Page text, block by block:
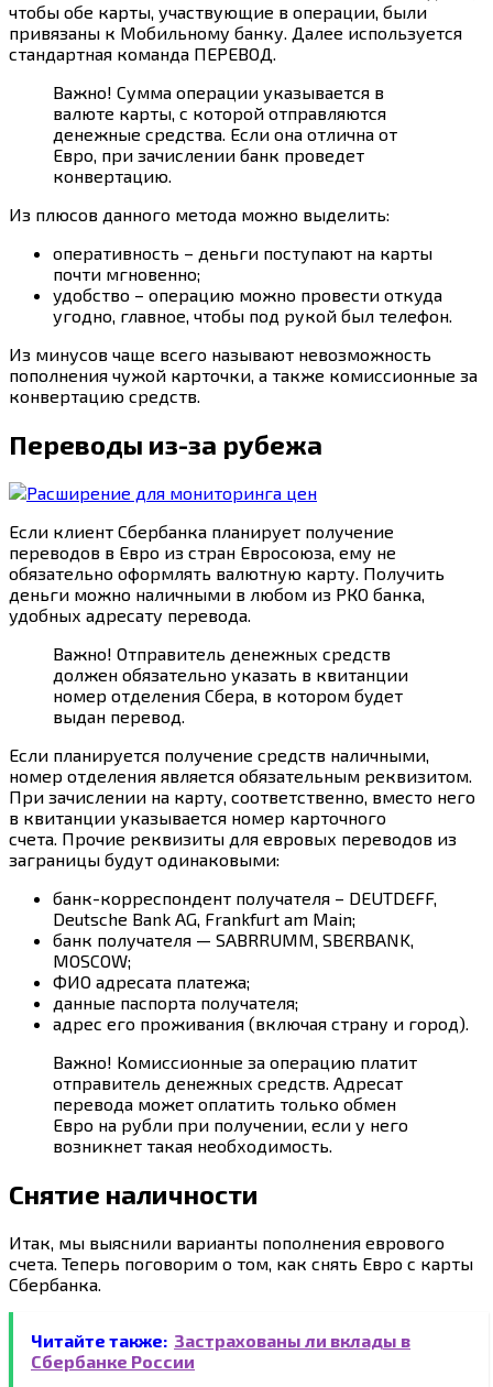
чтобы обе карты, участвующие в операции, были
привязаны к Мобильному банку. Далее используется
стандартная команда ПЕРЕВОД.
Важно! Сумма операции указывается в
валюте карты, с которой отправляются
денежные средства. Если она отлична от
Евро, при зачислении банк проведет
конвертацию.
Из плюсов данного метода можно выделить:
оперативность – деньги поступают на карты
почти мгновенно;
удобство – операцию можно провести откуда
угодно, главное, чтобы под рукой был телефон.
Из минусов чаще всего называют невозможность
пополнения чужой карточки, а также комиссионные за
конвертацию средств.
Переводы из-за рубежа
Если клиент Сбербанка планирует получение
переводов в Евро из стран Евросоюза, ему не
обязательно оформлять валютную карту. Получить
деньги можно наличными в любом из РКО банка,
удобных адресату перевода.
Важно! Отправитель денежных средств
должен обязательно указать в квитанции
номер отделения Сбера, в котором будет
выдан перевод.
Если планируется получение средств наличными,
номер отделения является обязательным реквизитом.
При зачислении на карту, соответственно, вместо него
в квитанции указывается номер карточного
счета. Прочие реквизиты для евровых переводов из
заграницы будут одинаковыми:
банк-корреспондент получателя – DEUTDEFF,
Deutsche Bank AG, Frankfurt am Main;
банк получателя — SABRRUMM, SBERBANK,
MOSCOW;
ФИО адресата платежа;
данные паспорта получателя;
адрес его проживания (включая страну и город).
Важно! Комиссионные за операцию платит
отправитель денежных средств. Адресат
перевода может оплатить только обмен
Евро на рубли при получении, если у него
возникнет такая необходимость.
Снятие наличности
Итак, мы выяснили варианты пополнения еврового
счета. Теперь поговорим о том, как снять Евро с карты
Сбербанка.
Читайте также: Застрахованы ли вклады в
Сбербанке России